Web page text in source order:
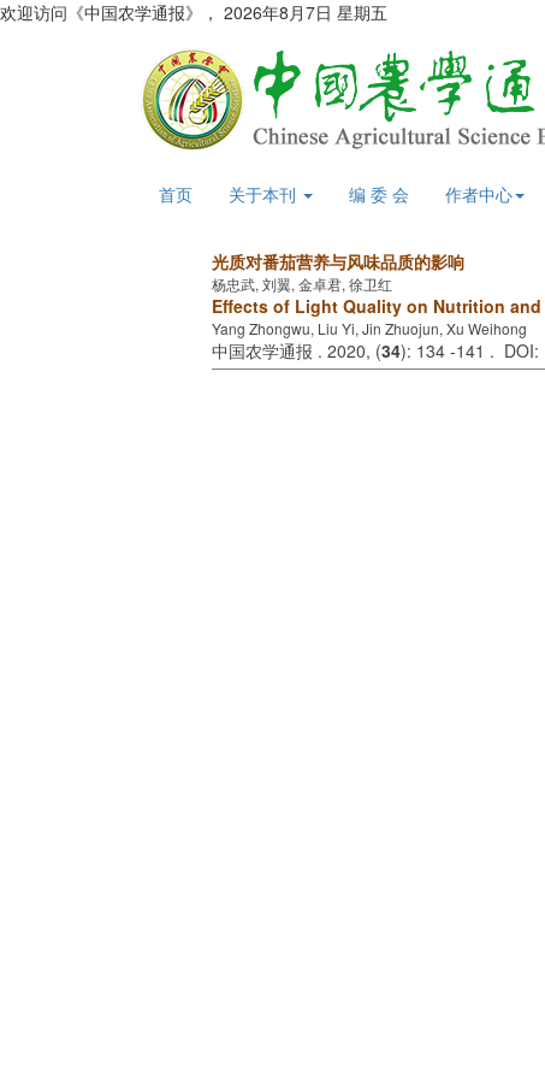
欢迎访问《中国农学通报》， 2026年8月7日 星期五
首页 关于本刊 编 委 会 作者中心
光质对番茄营养与风味品质的影响
杨忠武, 刘翼, 金卓君, 徐卫红
Effects of Light Quality on Nutrition
Yang Zhongwu, Liu Yi, Jin Zhuojun, Xu Weihong
中国农学通报 . 2020, (34): 134 -141 . DOI: